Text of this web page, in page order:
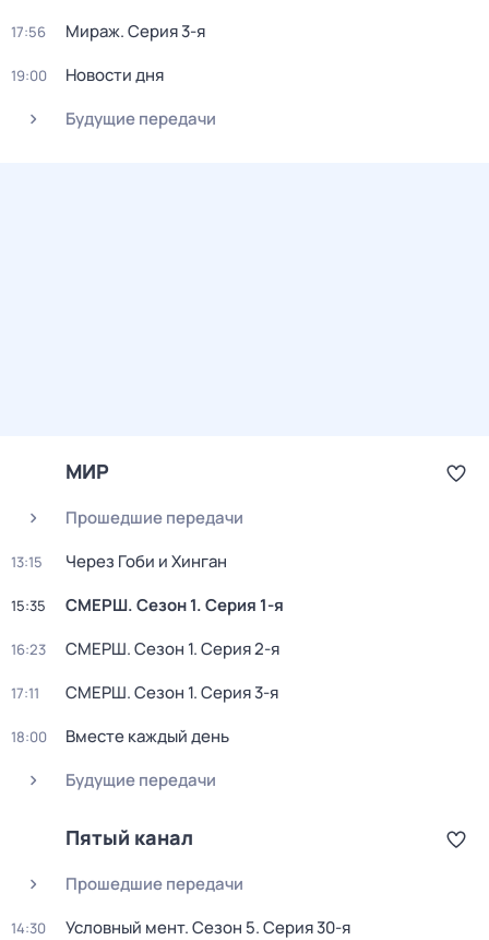
17:56 Мираж. Серия 3-я
19:00
Новости дня
Будущие передачи
МИР
Прошедшие передачи
13:15 Через Гоби и Хинган
15:35 СМЕРШ. Сезон 1. Серия 1-я
16:23 СМЕРШ. Сезон 1. Серия 2-я
17:11 СМЕРШ. Сезон 1. Серия 3-я
18:00
Вместе каждый день
Будущие передачи
Пятый канал
Прошедшие передачи
14:30 Условный мент. Сезон 5. Серия 30-я